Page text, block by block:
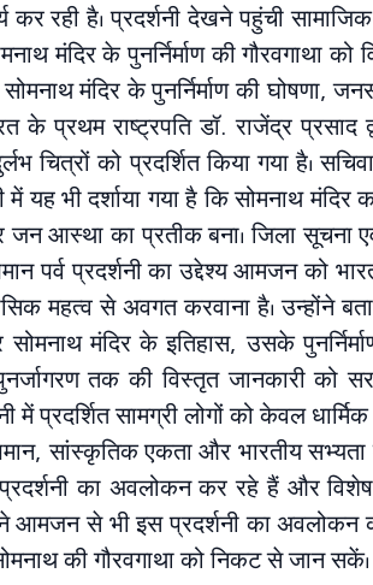
रही है। प्रदर्शनी देखने पहुंची सामाजिक
मंदिर के पुनर्निर्माण की गौरवगाथा
मंदिर के पुनर्निर्माण की घोषणा,
प्रथम राष्ट्रपति डॉ. राजेंद्र प्रसाद
चित्रों को प्रदर्शित किया गया है।
भी दर्शाया गया है कि सोमनाथ मंदिर
जन आस्था का प्रतीक बना। जिला सूचना
पर्व प्रदर्शनी का उद्देश्य आमजन को
महत्व से अवगत करवाना है। उन्होंने
मंदिर के इतिहास, उसके
तक की विस्तृत जानकारी
में प्रदर्शित सामग्री लोगों को केवल
सांस्कृतिक एकता और भारतीय
का अवलोकन कर रहे हैं और
आमजन से भी इस प्रदर्शनी का
की गौरवगाथा को निकट से जान सकें।